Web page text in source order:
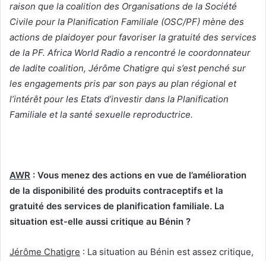
raison que la coalition des Organisations de la Société
Civile pour la Planification Familiale (OSC/PF) mène des
actions de plaidoyer pour favoriser la gratuité des services
de la PF. Africa World Radio a rencontré le coordonnateur
de ladite coalition, Jérôme Chatigre qui s’est penché sur
les engagements pris par son pays au plan régional et
l’intérêt pour les Etats d’investir dans la Planification
Familiale et la santé sexuelle reproductrice.
AWR : Vous menez des actions en vue de l’amélioration
de la disponibilité des produits contraceptifs et la
gratuité des services de planification familiale. La
situation est-elle aussi critique au Bénin ?
Jérôme Chatigre : La situation au Bénin est assez critique,